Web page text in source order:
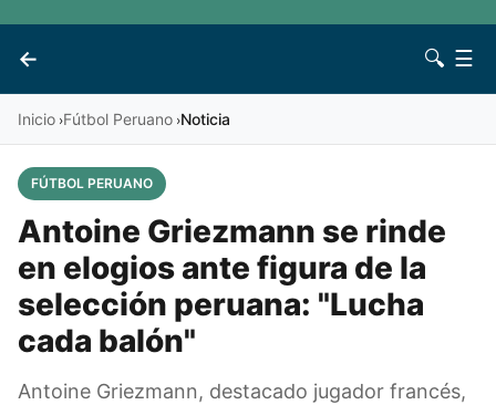
←
Vives 🔍 ☰
Inicio ›Fútbol Peruano ›Noticia
FÚTBOL PERUANO
Antoine Griezmann se rinde
en elogios ante figura de la
selección peruana: "Lucha
cada balón"
Antoine Griezmann, destacado jugador francés,